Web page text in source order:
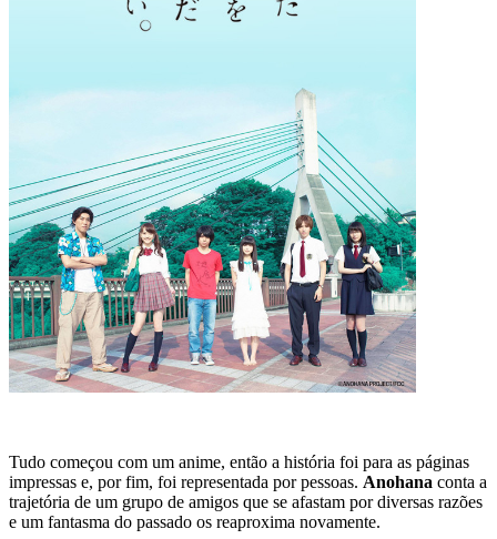
Tudo começou com um anime, então a história foi para as páginas
impressas e, por fim, foi representada por pessoas. Anohana conta a
trajetória de um grupo de amigos que se afastam por diversas razões
e um fantasma do passado os reaproxima novamente.